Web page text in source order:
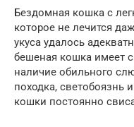
Бездомная кошка с
которое не лечится
укуса удалось
бешеная кошка имеет
наличие обильного
походка, светобоязнь
кошки постоянно